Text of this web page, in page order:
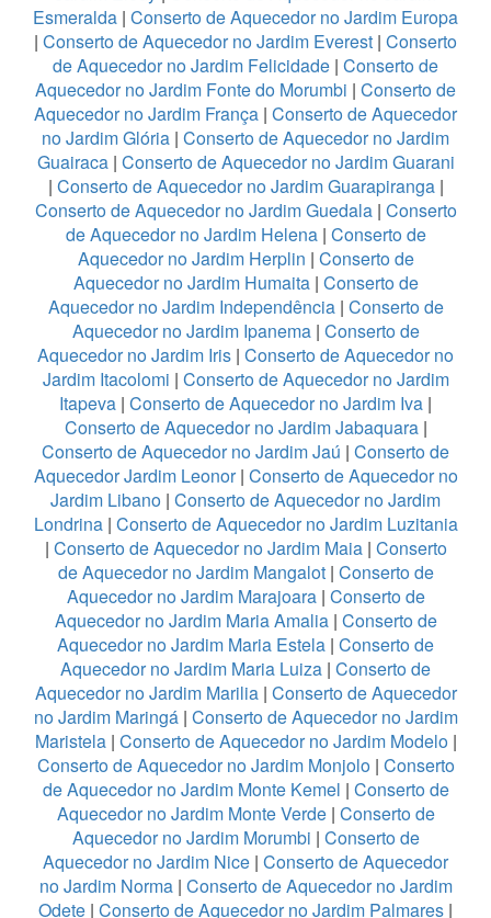
Esmeralda | Conserto de Aquecedor no Jardim Europa
| Conserto de Aquecedor no Jardim Everest | Conserto
de Aquecedor no Jardim Felicidade | Conserto de
Aquecedor no Jardim Fonte do Morumbi | Conserto de
Aquecedor no Jardim França | Conserto de Aquecedor
no Jardim Glória | Conserto de Aquecedor no Jardim
Guairaca| Conserto de Aquecedor no Jardim Guarani
| Conserto de Aquecedor no Jardim Guarapiranga|
Conserto de Aquecedor no Jardim Guedala| Conserto
de Aquecedor no Jardim Helena| Conserto de
Aquecedor no Jardim Herplin | Conserto de
Aquecedor no Jardim Humaita| Conserto de
Aquecedor no Jardim Independência| Conserto de
Aquecedor no Jardim Ipanema| Conserto de
Aquecedor no Jardim Iris | Conserto de Aquecedor no
Jardim Itacolomi | Conserto de Aquecedor no Jardim
Itapeva | Conserto de Aquecedor no Jardim Iva |
Conserto de Aquecedor no Jardim Jabaquara|
Conserto de Aquecedor no Jardim Jaú | Conserto de
Aquecedor Jardim Leonor| Conserto de Aquecedor no
Jardim Libano | Conserto de Aquecedor no Jardim
Londrina| Conserto de Aquecedor no Jardim Luzitania
| Conserto de Aquecedor no Jardim Maia| Conserto
de Aquecedor no Jardim Mangalot| Conserto de
Aquecedor no Jardim Marajoara| Conserto de
Aquecedor no Jardim Maria Amalia| Conserto de
Aquecedor no Jardim Maria Estela | Conserto de
Aquecedor no Jardim Maria Luiza | Conserto de
Aquecedor no Jardim Marilia| Conserto de Aquecedor
no Jardim Maringá| Conserto de Aquecedor no Jardim
Maristela| Conserto de Aquecedor no Jardim Modelo|
Conserto de Aquecedor no Jardim Monjolo| Conserto
de Aquecedor no Jardim Monte Kemel | Conserto de
Aquecedor no Jardim Monte Verde| Conserto de
Aquecedor no Jardim Morumbi | Conserto de
Aquecedor no Jardim Nice | Conserto de Aquecedor
no Jardim Norma| Conserto de Aquecedor no Jardim
Odete | Conserto de Aquecedor no Jardim Palmares |